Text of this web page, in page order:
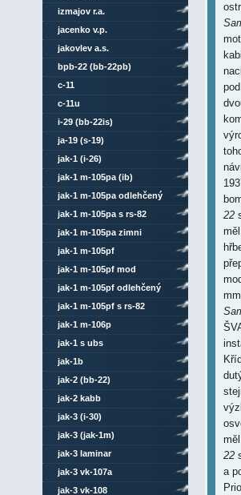
22
22
a
izmajov r.a.
jacenko v.p.
jakovlev a.s.
bpb-22 (bb-22pb)
c-11
c-11u
i-29 (bb-22is)
ja-19 (s-19)
jak-1 (i-26)
jak-1 m-105pa (ib)
jak-1 m-105pa odlehčený
jak-1 m-105pa s rs-82
jak-1 m-105pa zimni
jak-1 m-105pf
jak-1 m-105pf mod
jak-1 m-105pf odlehčený
jak-1 m-105pf s rs-82
jak-1 m-106p
jak-1 s ubs
jak-1b
jak-2 (bb-22)
jak-2 kabb
jak-3 (i-30)
jak-3 (jak-1m)
jak-3 laminar
jak-3 vk-107a
jak-3 vk-108